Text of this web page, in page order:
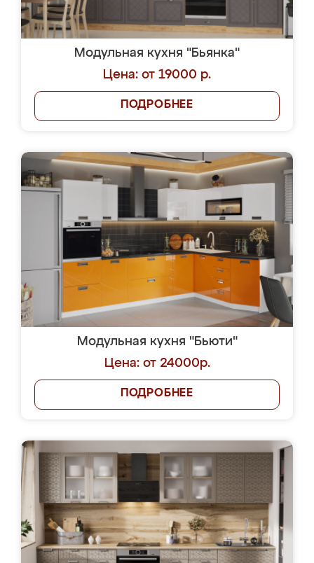
Модульная кухня "Бьянка"
Цена: от 19000 р.
ПОДРОБНЕЕ
Модульная кухня "Бьюти"
Цена: от 24000р.
ПОДРОБНЕЕ